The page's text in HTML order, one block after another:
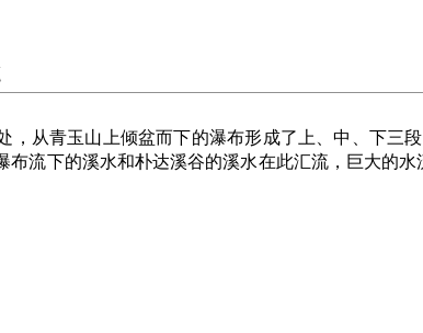
从青玉山上倾盆而下的瀑布形成了上、中、下三
流下的溪水和朴达溪谷的溪水在此汇流，巨大的